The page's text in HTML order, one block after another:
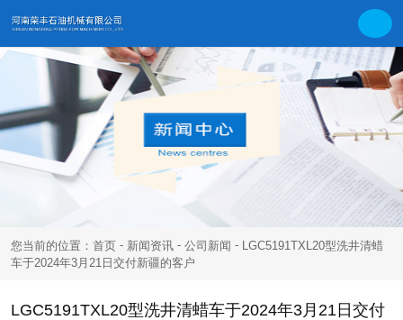
您当前的位置：首页 - 新闻资讯 - 公司新闻 - LGC5191TXL20型洗井清蜡
车于2024年3月21日交付新疆的客户
LGC5191TXL20型洗井清蜡车于2024年3月21日交付